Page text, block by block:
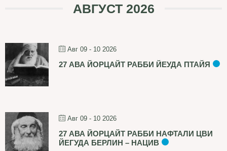
АВГУСТ 2026
Авг 09 - 10 2026
27 АВА ЙОРЦАЙТ РАББИ ЙЕУДА ПТАЙЯ
Авг 09 - 10 2026
27 АВА ЙОРЦАЙТ РАББИ НАФТАЛИ ЦВИ
ЙЕГУДА БЕРЛИН – НАЦИВ